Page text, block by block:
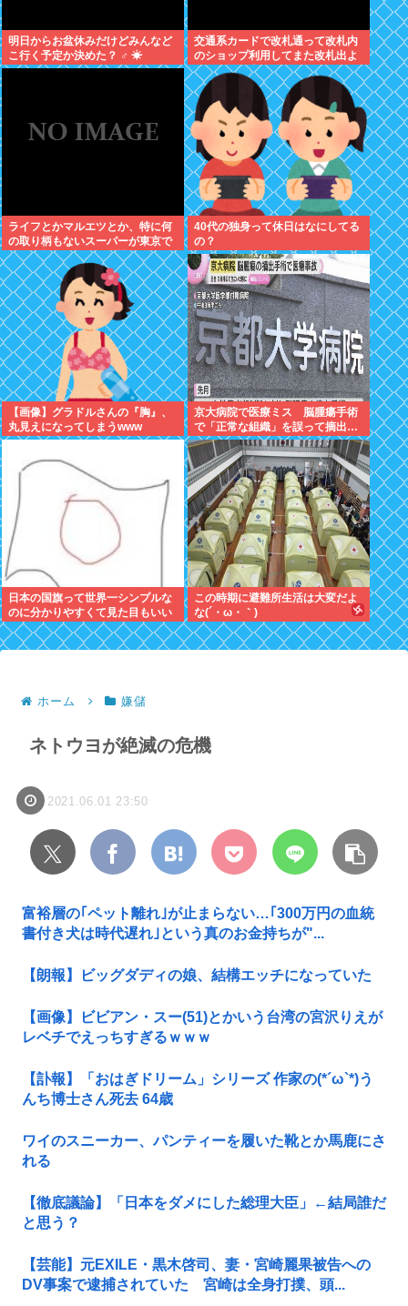
明日からお盆休みだけどみんなど
こ行く予定か決めた？ ‍♂ ☀
交通系カードで改札通って改札内
のショップ利用してまた改札出よ
うとしたら出られなくてワロタ
ライフとかマルエツとか、特に何
の取り柄もないスーパーが東京で
デカい顔してるの不思議だよな、
普通OK行くだろ
40代の独身って休日はなにしてる
の？
【画像】グラドルさんの『胸』、
丸見えになってしまうwww
京大病院で医療ミス 脳腫瘍手術
で「正常な組織」を誤って摘出…
日本の国旗って世界一シンプルな
のに分かりやすくて見た目もいい
よな
この時期に避難所生活は大変だよ
な(´・ω・｀)
ホーム 嫌儲
ネトウヨが絶滅の危機
2021.06.01 23:50
富裕層の｢ペット離れ｣が止まらない…｢300万円の血統
書付き犬は時代遅れ｣という真のお金持ちが"...
【朗報】ビッグダディの娘、結構エッチになっていた
【画像】ビビアン・スー(51)とかいう台湾の宮沢りえが
レベチでえっちすぎるｗｗｗ
【訃報】「おはぎドリーム」シリーズ 作家の(*´ω`*)う
んち博士さん死去 64歳
ワイのスニーカー、パンティーを履いた靴とか馬鹿にさ
れる
【徹底議論】「日本をダメにした総理大臣」←結局誰だ
と思う？
【芸能】元EXILE・黒木啓司、妻・宮崎麗果被告への
DV事案で逮捕されていた 宮崎は全身打撲、頭...